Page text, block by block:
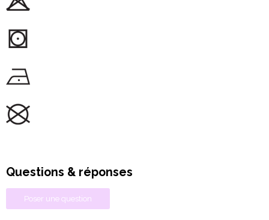
Questions & réponses
Poser une question